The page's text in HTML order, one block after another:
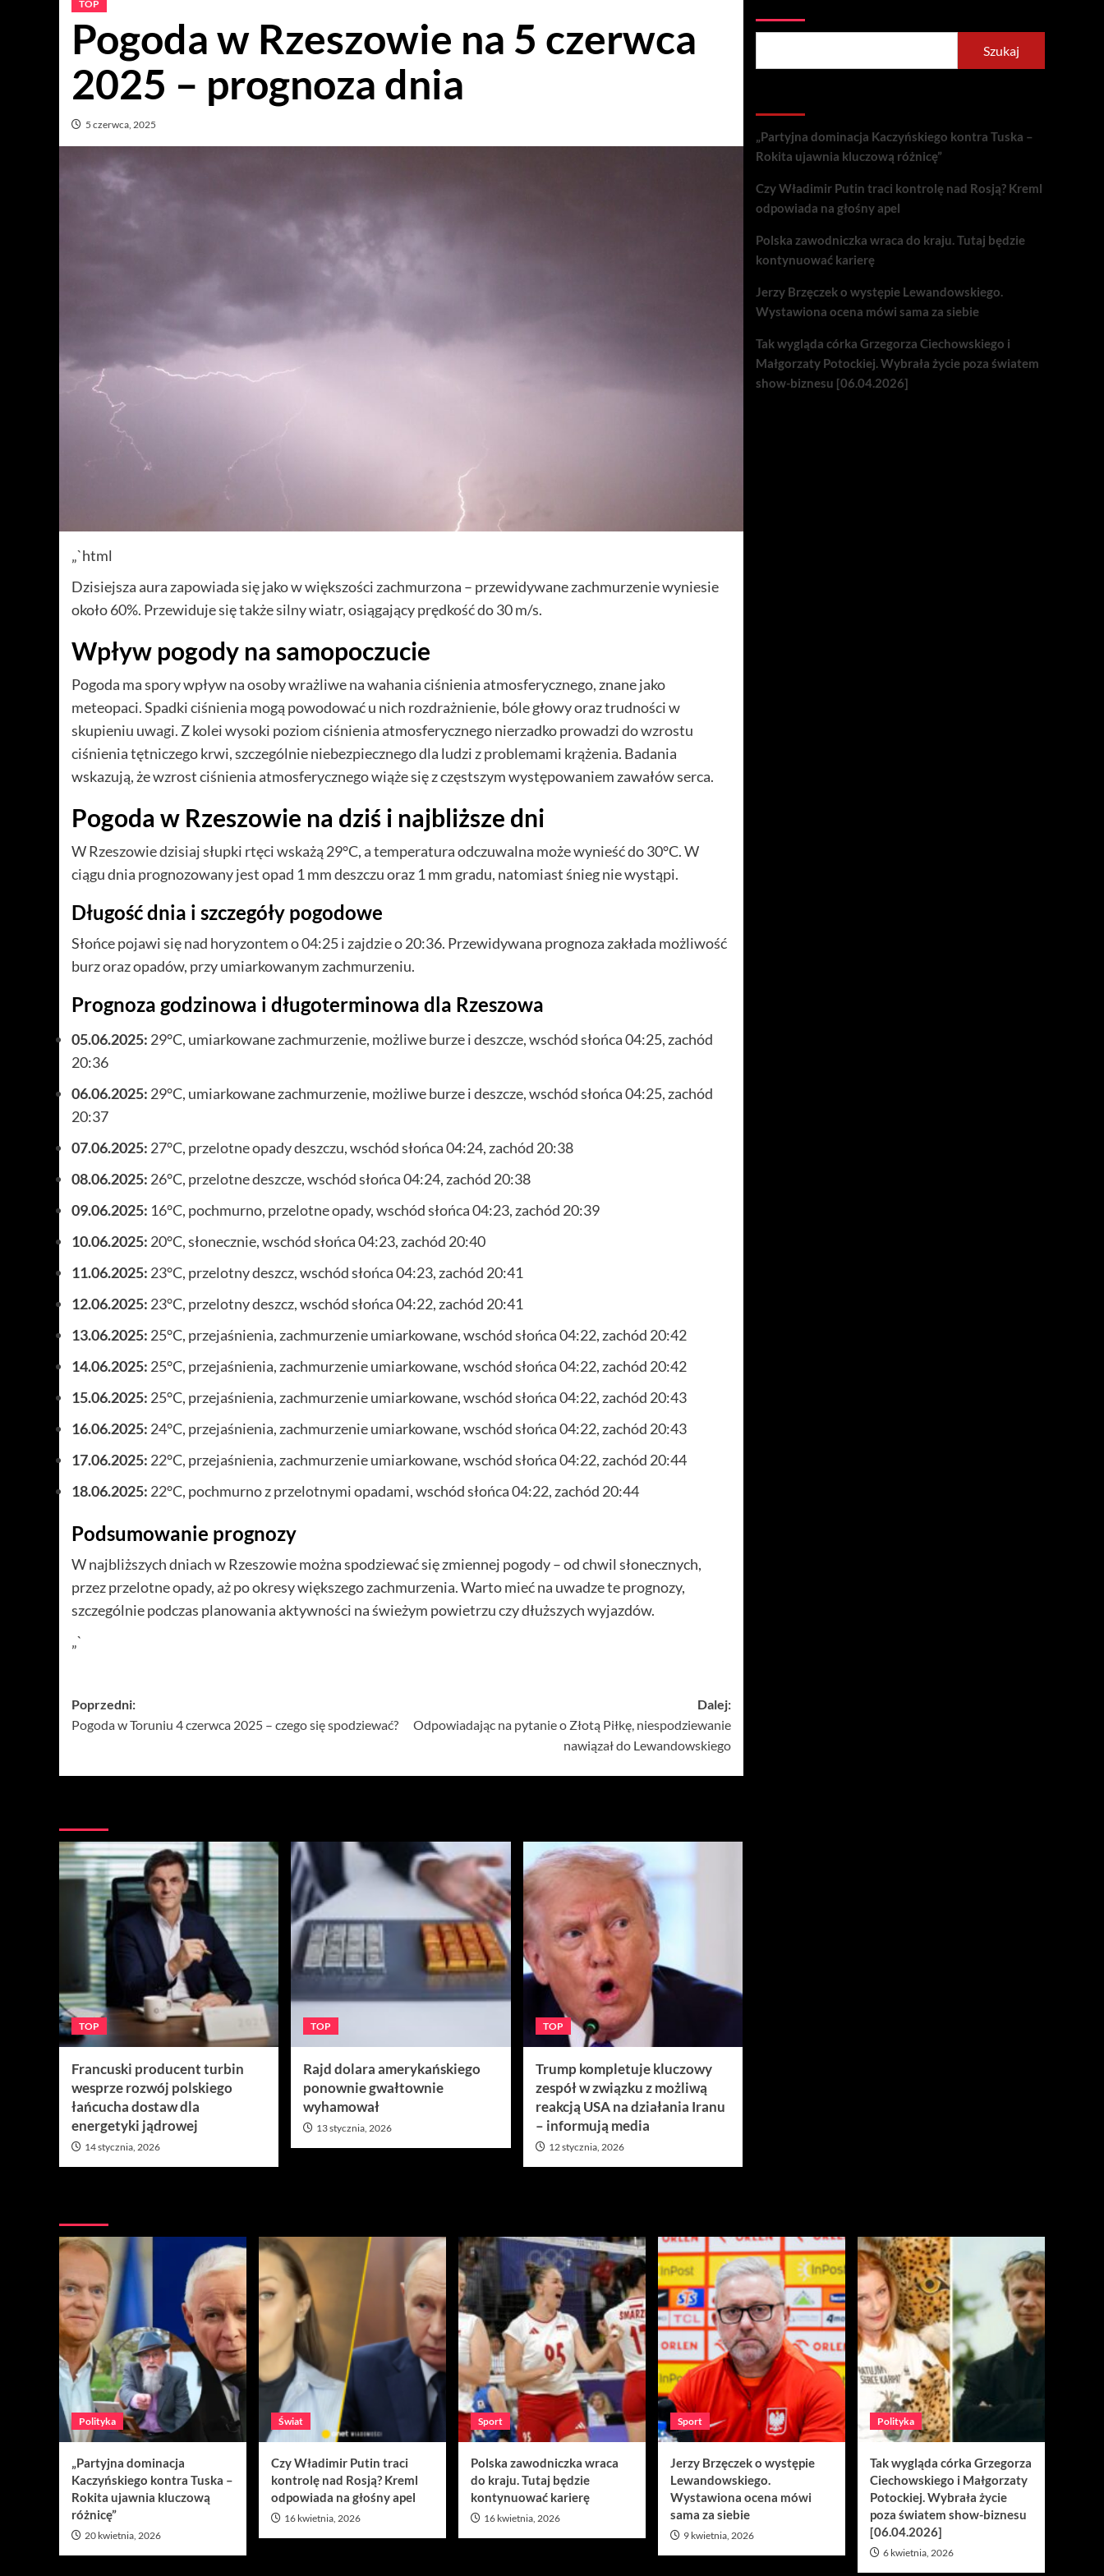
TOP
Pogoda w Rzeszowie na 5 czerwca
2025 – prognoza dnia
5 czerwca, 2025
„`html
Dzisiejsza aura zapowiada się jako w większości zachmurzona – przewidywane zachmurzenie wyniesie
około 60%. Przewiduje się także silny wiatr, osiągający prędkość do 30 m/s.
Wpływ pogody na samopoczucie
Pogoda ma spory wpływ na osoby wrażliwe na wahania ciśnienia atmosferycznego, znane jako
meteopaci. Spadki ciśnienia mogą powodować u nich rozdrażnienie, bóle głowy oraz trudności w
skupieniu uwagi. Z kolei wysoki poziom ciśnienia atmosferycznego nierzadko prowadzi do wzrostu
ciśnienia tętniczego krwi, szczególnie niebezpiecznego dla ludzi z problemami krążenia. Badania
wskazują, że wzrost ciśnienia atmosferycznego wiąże się z częstszym występowaniem zawałów serca.
Pogoda w Rzeszowie na dziś i najbliższe dni
W Rzeszowie dzisiaj słupki rtęci wskażą 29°C, a temperatura odczuwalna może wynieść do 30°C. W
ciągu dnia prognozowany jest opad 1 mm deszczu oraz 1 mm gradu, natomiast śnieg nie wystąpi.
Długość dnia i szczegóły pogodowe
Słońce pojawi się nad horyzontem o 04:25 i zajdzie o 20:36. Przewidywana prognoza zakłada możliwość
burz oraz opadów, przy umiarkowanym zachmurzeniu.
Prognoza godzinowa i długoterminowa dla Rzeszowa
05.06.2025: 29°C, umiarkowane zachmurzenie, możliwe burze i deszcze, wschód słońca 04:25, zachód
20:36
06.06.2025: 29°C, umiarkowane zachmurzenie, możliwe burze i deszcze, wschód słońca 04:25, zachód
20:37
07.06.2025: 27°C, przelotne opady deszczu, wschód słońca 04:24, zachód 20:38
08.06.2025: 26°C, przelotne deszcze, wschód słońca 04:24, zachód 20:38
09.06.2025: 16°C, pochmurno, przelotne opady, wschód słońca 04:23, zachód 20:39
10.06.2025: 20°C, słonecznie, wschód słońca 04:23, zachód 20:40
11.06.2025: 23°C, przelotny deszcz, wschód słońca 04:23, zachód 20:41
12.06.2025: 23°C, przelotny deszcz, wschód słońca 04:22, zachód 20:41
13.06.2025: 25°C, przejaśnienia, zachmurzenie umiarkowane, wschód słońca 04:22, zachód 20:42
14.06.2025: 25°C, przejaśnienia, zachmurzenie umiarkowane, wschód słońca 04:22, zachód 20:42
15.06.2025: 25°C, przejaśnienia, zachmurzenie umiarkowane, wschód słońca 04:22, zachód 20:43
16.06.2025: 24°C, przejaśnienia, zachmurzenie umiarkowane, wschód słońca 04:22, zachód 20:43
17.06.2025: 22°C, przejaśnienia, zachmurzenie umiarkowane, wschód słońca 04:22, zachód 20:44
18.06.2025: 22°C, pochmurno z przelotnymi opadami, wschód słońca 04:22, zachód 20:44
Podsumowanie prognozy
W najbliższych dniach w Rzeszowie można spodziewać się zmiennej pogody – od chwil słonecznych,
przez przelotne opady, aż po okresy większego zachmurzenia. Warto mieć na uwadze te prognozy,
szczególnie podczas planowania aktywności na świeżym powietrzu czy dłuższych wyjazdów.
„`
Zobacz
wpisy
Poprzedni:
Pogoda w Toruniu 4 czerwca 2025 – czego się spodziewać?
Dalej:
Odpowiadając na pytanie o Złotą Piłkę, niespodziewanie
nawiązał do Lewandowskiego
TOP
Francuski producent turbin
wesprze rozwój polskiego
łańcucha dostaw dla
energetyki jądrowej
14 stycznia, 2026
TOP
Rajd dolara amerykańskiego
ponownie gwałtownie
wyhamował
13 stycznia, 2026
TOP
Trump kompletuje kluczowy
zespół w związku z możliwą
reakcją USA na działania Iranu
– informują media
12 stycznia, 2026
Szukaj
„Partyjna dominacja Kaczyńskiego kontra Tuska –
Rokita ujawnia kluczową różnicę”
Czy Władimir Putin traci kontrolę nad Rosją? Kreml
odpowiada na głośny apel
Polska zawodniczka wraca do kraju. Tutaj będzie
kontynuować karierę
Jerzy Brzęczek o występie Lewandowskiego.
Wystawiona ocena mówi sama za siebie
Tak wygląda córka Grzegorza Ciechowskiego i
Małgorzaty Potockiej. Wybrała życie poza światem
show-biznesu [06.04.2026]
Polityka
„Partyjna dominacja
Kaczyńskiego kontra Tuska –
Rokita ujawnia kluczową
różnicę”
20 kwietnia, 2026
Świat
Czy Władimir Putin traci
kontrolę nad Rosją? Kreml
odpowiada na głośny apel
16 kwietnia, 2026
Sport
Polska zawodniczka wraca
do kraju. Tutaj będzie
kontynuować karierę
16 kwietnia, 2026
Sport
Jerzy Brzęczek o występie
Lewandowskiego.
Wystawiona ocena mówi
sama za siebie
9 kwietnia, 2026
Polityka
Tak wygląda córka Grzegorza
Ciechowskiego i Małgorzaty
Potockiej. Wybrała życie
poza światem show-biznesu
[06.04.2026]
6 kwietnia, 2026